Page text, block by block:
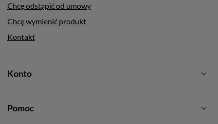
Chcę odstąpić od umowy
Chcę wymienić produkt
Kontakt
Konto
Pomoc